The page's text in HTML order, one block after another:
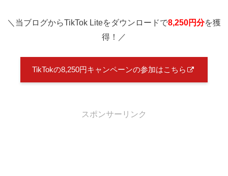
＼当ブログからTikTok Liteをダウンロードで8,250円分を獲
得！／
TikTokの8,250円キャンペーンの参加はこちら
スポンサーリンク